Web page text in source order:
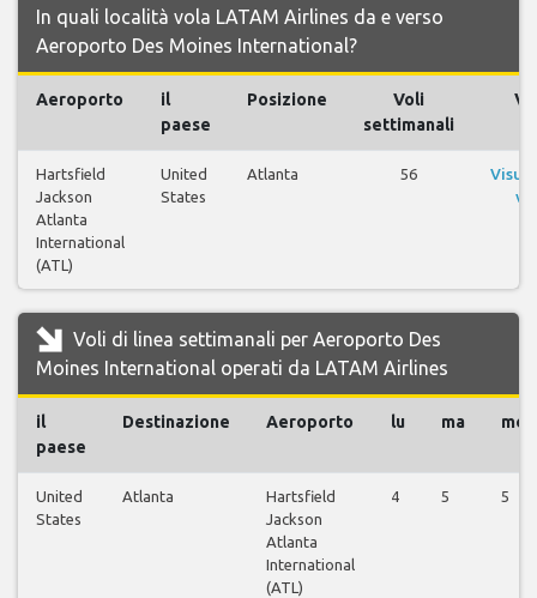
In quali località vola LATAM Airlines da e verso
Aeroporto Des Moines International?
Aeroporto
il
paese
Posizione
Voli
settimanali
Hartsfield
Jackson
Atlanta
International
(ATL)
United
States
Atlanta 56
Voli di linea settimanali per Aeroporto Des
Moines International operati da LATAM Airlines
il
paese
Destinazione Aeroporto lu ma me
United
States
Atlanta
Hartsfield
Jackson
Atlanta
International
(ATL)
4 5 5